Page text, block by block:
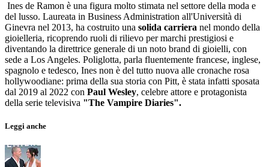
Ines de Ramon è una figura molto stimata nel settore della moda e
del lusso. Laureata in Business Administration all'Università di
Ginevra nel 2013, ha costruito una solida carriera nel mondo della
gioielleria, ricoprendo ruoli di rilievo per marchi prestigiosi e
diventando la direttrice generale di un noto brand di gioielli, con
sede a Los Angeles. Poliglotta, parla fluentemente francese, inglese,
spagnolo e tedesco, Ines non è del tutto nuova alle cronache rosa
hollywoodiane: prima della sua storia con Pitt, è stata infatti sposata
dal 2019 al 2022 con Paul Wesley, celebre attore e protagonista
della serie televisiva "The Vampire Diaries".
Leggi anche